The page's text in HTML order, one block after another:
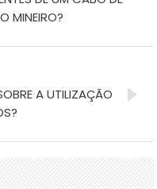
MINEIRO?
A UTILIZAÇÃO